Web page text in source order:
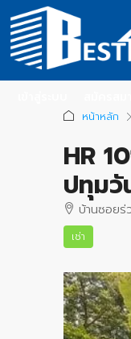
หน้าหลัก
HR
ปทุมวั
บ้านซอย
เช่า